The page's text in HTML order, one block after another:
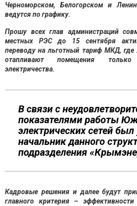
Черноморском, Белогорском и
ведутся по графику.
Прошу всех глав администраций
местных РЭС до 15 сентября
переводу на льготный тариф МКД,
отапливают помещения
электричества.
В связи с
показателями работы
электрических сетей был
начальник данного
подразделения
Кадровые решения и далее будут
главного критерия –